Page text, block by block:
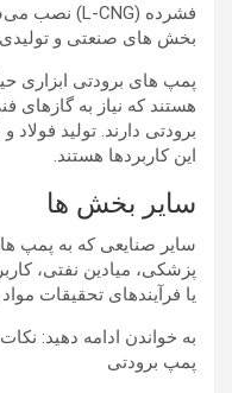
فشرده (L-CNG) نصب می‌شوند.
بخش های صنعتی و تولیدی
پمپ های برودتی ابزاری
هستند که نیاز به
برودتی دارند. تولید فولاد
این کاربردها هستند.
سایر بخش ها
سایر صنایعی که به پمپ
پزشکی، میادین نفتی،
یا فرآیندهای تحقیقات
به خواندن ادامه دهید:
پمپ برودتی